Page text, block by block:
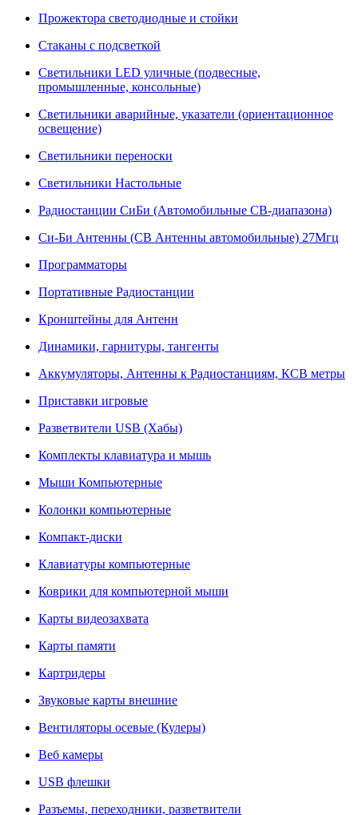
Прожектора светодиодные и стойки
Стаканы с подсветкой
Светильники LED уличные (подвесные,
промышленные, консольные)
Светильники аварийные, указатели (ориентационное
освещение)
Светильники переноски
Светильники Настольные
Радиостанции СиБи (Автомобильные СВ-диапазона)
Си-Би Антенны (СВ Антенны автомобильные) 27Мгц
Программаторы
Портативные Радиостанции
Кронштейны для Антенн
Динамики, гарнитуры, тангенты
Аккумуляторы, Антенны к Радиостанциям, КСВ метры
Приставки игровые
Разветвители USB (Хабы)
Комплекты клавиатура и мышь
Мыши Компьютерные
Колонки компьютерные
Компакт-диски
Клавиатуры компьютерные
Коврики для компьютерной мыши
Карты видеозахвата
Карты памяти
Картридеры
Звуковые карты внешние
Вентиляторы осевые (Кулеры)
Веб камеры
USB флешки
Разъемы, переходники, разветвители